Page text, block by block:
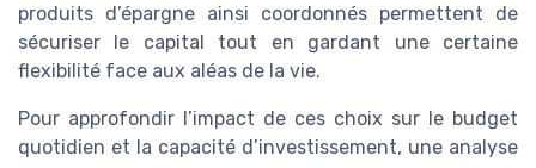
produits d’épargne ainsi coordonnés permettent de
sécuriser le capital tout en gardant une certaine
flexibilité face aux aléas de la vie.
Pour approfondir l’impact de ces choix sur le budget
quotidien et la capacité d’investissement, une analyse